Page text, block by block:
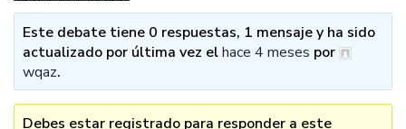
Este debate tiene 0 respuestas, 1 mensaje y ha sido
actualizado por última vez elhace 4 meses por
wqaz.
Debes estar registrado para responder a este